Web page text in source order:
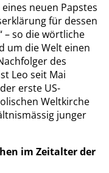
neuen Papstes
für dessen
– so die wörtliche
um die Welt einen
des
Leo seit Mai
erste US-
Weltkirche
junger
im Zeitalter der